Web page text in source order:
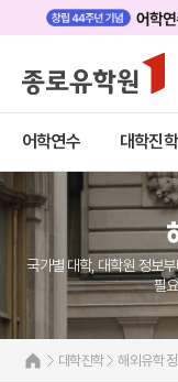
어학연수 대학진학
로그인 회원가입
어학연수
대학진학
조기/캠프
프로그램
학생후기
고객서비스
유학가이드
미
국가별 대학, 대학원 정보
필
대학진학 해외유학